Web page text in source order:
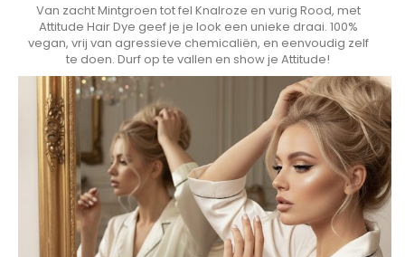
Van zacht Mintgroen tot fel Knalroze en vurig Rood, met
Attitude Hair Dye geef je je look een unieke draai. 100%
vegan, vrij van agressieve chemicaliën, en eenvoudig zelf
te doen. Durf op te vallen en show je Attitude!